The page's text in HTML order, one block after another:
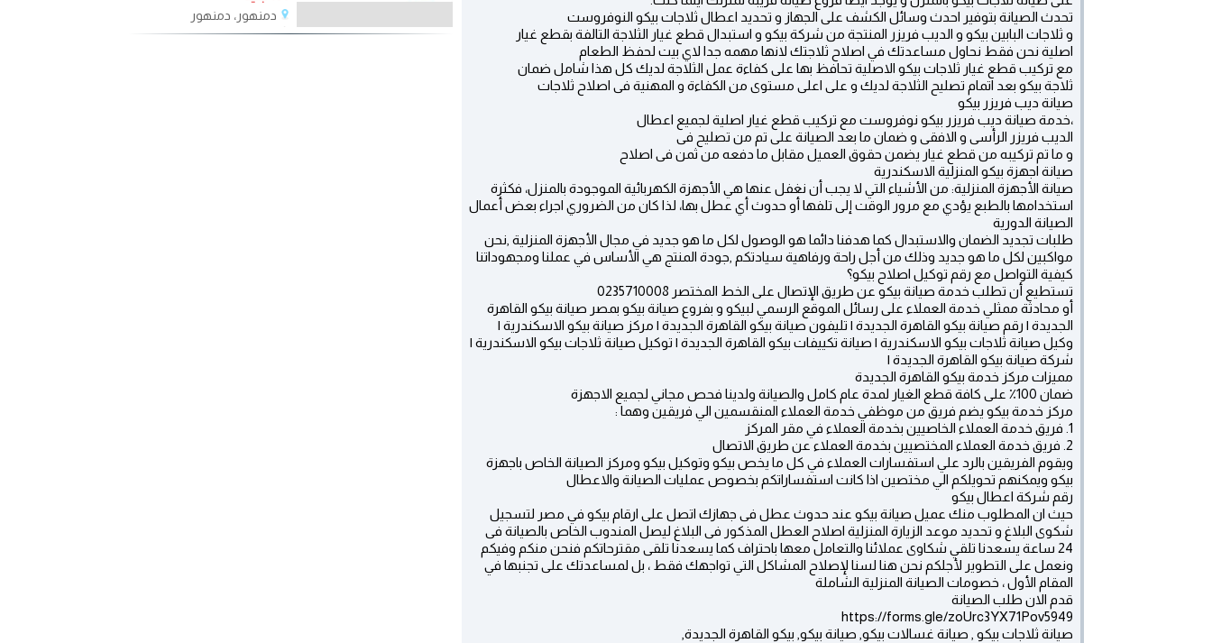
تحدث الصيانة بتوفير احدث وسائل الكشف على الجهاز و تحديد اعطال ثلاجات بيكو النوفروست
و ثلاجات البابين بيكو و الديب فريزر المنتجة من شركة بيكو و استبدال قطع غيار الثلاجة التالفة بقطع غيار
اصلية نحن فقط نحاول مساعدتك في اصلاح ثلاجتك لانها مهمه جدا لاي بيت لحفظ الطعام
مع تركيب قطع غيار ثلاجات بيكو الاصلية تحافظ بها على كفاءة عمل الثلاجة لديك كل هذا شامل ضمان
ثلاجة بيكو بعد اتمام تصليح الثلاجة لديك و على اعلى مستوى من الكفاءة و المهنية فى اصلاح ثلاجات
صيانة ديب فريزر بيكو
،خدمة صيانة ديب فريزر بيكو نوفروست مع تركيب قطع غيار اصلية لجميع اعطال
الديب فريزر الرأسى و الافقى و ضمان ما بعد الصيانة على تم من تصليح فى
و ما تم تركيبه من قطع غيار يضمن حقوق العميل مقابل ما دفعه من ثمن فى اصلاح
صيانة اجهزة بيكو المنزلية الاسكندرية
صيانة الأجهزة المنزلية: من الأشياء التي لا يجب أن نغفل عنها هي الأجهزة الكهربائية الموجودة بالمنزل، فكثرة
استخدامها بالطبع يؤدي مع مرور الوقت إلى تلفها أو حدوث أي عطل بها، لذا كان من الضروري اجراء بعض أعمال
الصيانة الدورية
طلبات تجديد الضمان والاستبدال كما هدفنا دائما هو الوصول لكل ما هو جديد في مجال الأجهزة المنزلية ,نحن
مواكبين لكل ما هو جديد وذلك من أجل راحة ورفاهية سيادتكم ,جودة المنتج هي الأساس في عملنا ومجهوداتنا
كيفية التواصل مع رقم توكيل اصلاح بيكو؟
تستطيع أن تطلب خدمة صيانة بيكو عن طريق الإتصال على الخط المختصر 0235710008
أو محادثة ممثلي خدمة العملاء على رسائل الموقع الرسمي لبيكو و بفروع صيانة بيكو بمصر صيانة بيكو القاهرة
الجديدة | رقم صيانة بيكو القاهرة الجديدة | تليفون صيانة بيكو القاهرة الجديدة | مركز صيانة بيكو الاسكندرية |
وكيل صيانة ثلاجات بيكو الاسكندرية | صيانة تكييفات بيكو القاهرة الجديدة | توكيل صيانة ثلاجات بيكو الاسكندرية |
شركة صيانة بيكو القاهرة الجديدة |
مميزات مركز خدمة بيكو القاهرة الجديدة
ضمان 100٪ على كافة قطع الغيار لمدة عام كامل والصيانة ولدينا فحص مجاني لجميع الاجهزة
مركز خدمة بيكو يضم فريق من موظفي خدمة العملاء المنقسمين الي فريقين وهما :
1. فريق خدمة العملاء الخاصيين بخدمة العملاء في مقر المركز
2. فريق خدمة العملاء المختصيين بخدمة العملاء عن طريق الاتصال
ويقوم الفريقين بالرد علي استفسارات العملاء في كل ما يخص بيكو وتوكيل بيكو ومركز الصيانة الخاص باجهزة
بيكو ويمكنهم تحويلكم الي مختصين اذا كانت استفساراتكم بخصوص عمليات الصيانة والاعطال
رقم شركة اعطال بيكو
حيث ان المطلوب منك عميل صيانة بيكو عند حدوث عطل فى جهازك اتصل على ارقام بيكو في مصر لتسجيل
شكوى البلاغ و تحديد موعد الزيارة المنزلية اصلاح العطل المذكور فى البلاغ ليصل المندوب الخاص بالصيانة فى
24 ساعة يسعدنا تلقي شكاوى عملائنا والتعامل معها باحتراف كما يسعدنا تلقى مقترحاتكم فنحن منكم وفيكم
ونعمل على التطوير لأجلكم نحن هنا لسنا لإصلاح المشاكل التي تواجهك فقط ، بل لمساعدتك على تجنبها في
المقام الأول ، خصومات الصيانة المنزلية الشاملة
قدم الان طلب الصيانة
https://forms.gle/zoUrc3YX71Pov5949
صيانة ثلاجات بيكو , صيانة غسالات بيكو, صيانة بيكو, بيكو القاهرة الجديدة,
المعتمدة التى
دمنهور، دمنهور
2023-08-15